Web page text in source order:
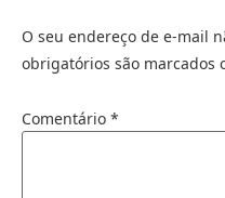
O seu endereço de e-mail
obrigatórios são marcados
Comentário *